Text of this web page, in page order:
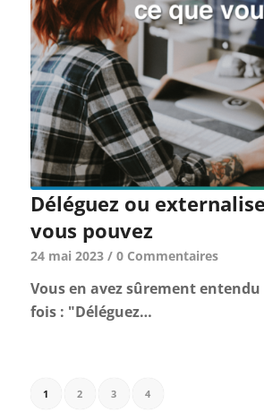
Déléguez ou
vous pouvez
24 mai 2023 / 0 Commentaires
Vous en avez sûrement
fois : "Déléguez…
1 2 3 4